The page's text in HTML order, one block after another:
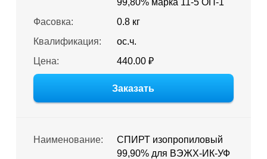
99,80% марка 11-5 ОП-1
Фасовка:
0.8 кг
Квалификация:
ос.ч.
Цена:
440.00 ₽
Заказать
Наименование:
СПИРТ изопропиловый
99,90% для ВЭЖХ-ИК-УФ